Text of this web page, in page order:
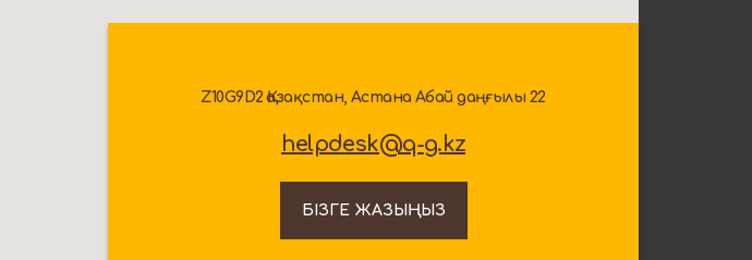
Z10G9D2 Қазақстан, Астана Абай даңғылы 22
helpdesk@q-g.kz
БІЗГЕ ЖАЗЫҢЫЗ